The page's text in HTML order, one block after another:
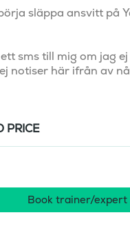
släppa ansvitt på
sms till mig om jag
notiser här ifrån av
PRICE
Book trainer/expert